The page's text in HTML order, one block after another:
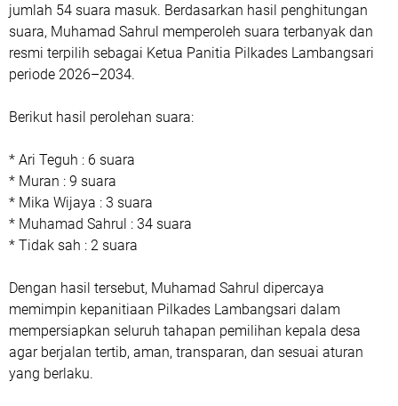
jumlah 54 suara masuk. Berdasarkan hasil penghitungan
suara, Muhamad Sahrul memperoleh suara terbanyak dan
resmi terpilih sebagai Ketua Panitia Pilkades Lambangsari
periode 2026–2034.
Berikut hasil perolehan suara:
* Ari Teguh : 6 suara
* Muran : 9 suara
* Mika Wijaya : 3 suara
* Muhamad Sahrul : 34 suara
* Tidak sah : 2 suara
Dengan hasil tersebut, Muhamad Sahrul dipercaya
memimpin kepanitiaan Pilkades Lambangsari dalam
mempersiapkan seluruh tahapan pemilihan kepala desa
agar berjalan tertib, aman, transparan, dan sesuai aturan
yang berlaku.